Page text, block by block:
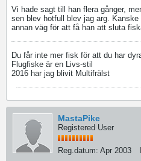
Vi hade sagt till han flera gånger,
sen blev hotfull blev jag arg.
annan väg för att få han att sluta
Du får inte mer fisk för att du har
Flugfiske är en Livs-stil
2016 har jag blivit Multifrälst
MastaPike
Registered User
Reg.datum: Apr 2003